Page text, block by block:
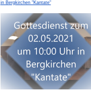
in Bergkirchen "Kantate"